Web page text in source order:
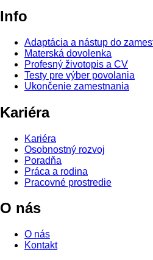
Info
Adaptácia a nástup do
Materská dovolenka
Profesný životopis a CV
Testy pre výber povolania
Ukončenie zamestnania
Kariéra
Kariéra
Osobnostný rozvoj
Poradňa
Práca a rodina
Pracovné prostredie
O nás
O nás
Kontakt